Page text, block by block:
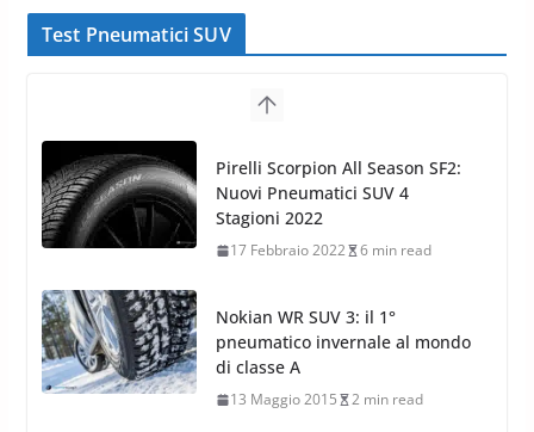
Test Pneumatici SUV
Nokian WR SUV 3: il 1°
pneumatico invernale al mondo
di classe A
13 Maggio 2015 2 min read
Nokian WR SUV 3: nuovi
Pneumatici Invernali HP per
condizioni invernali difficili
23 Aprile 2013 9 min read